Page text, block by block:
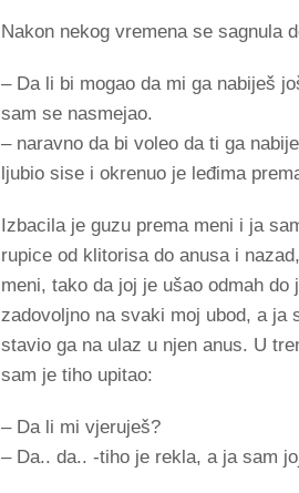
Nakon nekog vremena se sagnula
– Da li bi mogao da mi ga nabiješ
sam se nasmejao.
– naravno da bi voleo da ti ga
ljubio sise i okrenuo je leđima
Izbacila je guzu prema meni i ja
rupice od klitorisa do anusa i
meni, tako da joj je ušao odmah
zadovoljno na svaki moj ubod, a
stavio ga na ulaz u njen anus. U
sam je tiho upitao:
– Da li mi vjeruješ?
– Da.. da.. -tiho je rekla, a ja sam